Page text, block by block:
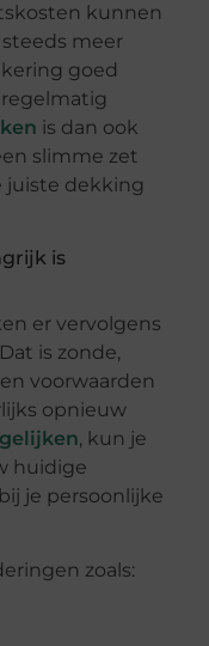
kunnen
meer
goed
is dan ook
slimme zet
juiste dekking
is
er vervolgens
is zonde,
voorwaarden
opnieuw
, kun je
huidige
je persoonlijke
zoals: